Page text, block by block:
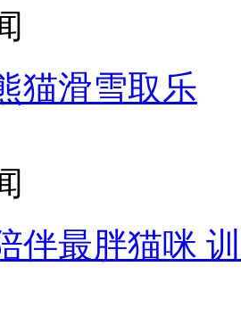
猫滑雪取乐
伴最胖猫咪